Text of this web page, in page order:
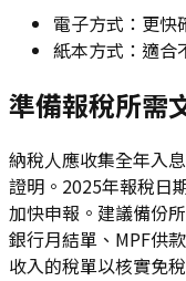
電子方式：更快
紙本方式：適合
準備報稅所需
納稅人應收集全年入
證明。2025年報稅日
加快申報。建議備份
銀行月結單、MPF供
收入的稅單以核實免